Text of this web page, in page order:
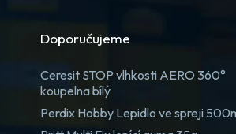
Doporučujeme
Ceresit STOP vlhkosti AERO 360°
koupelna bílý
Perdix Hobby Lepidlo ve spreji